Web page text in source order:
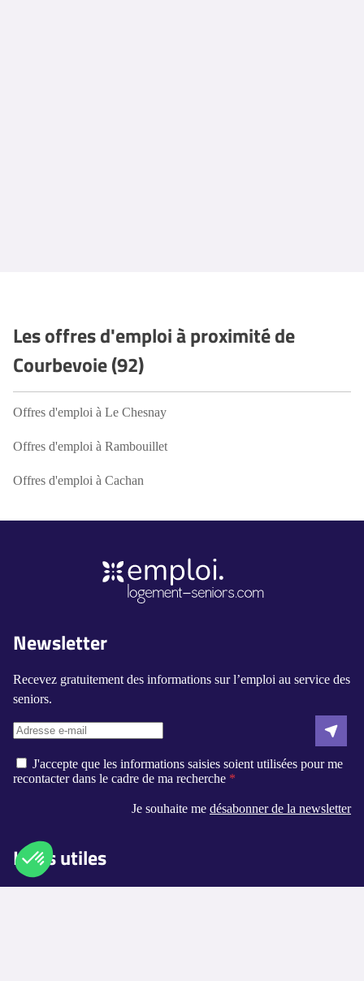
Les offres d'emploi à proximité de
Courbevoie (92)
Offres d'emploi à Le Chesnay
Offres d'emploi à Rambouillet
Offres d'emploi à Cachan
Newsletter
Recevez gratuitement des informations sur l’emploi au service des
seniors.
J'accepte que les informations saisies soient utilisées pour me
recontacter dans le cadre de ma recherche
Je souhaite me désabonner de la newsletter
Liens utiles